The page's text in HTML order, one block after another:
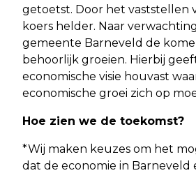
getoetst. Door het vaststellen
koers helder. Naar
gemeente Barneveld de
behoorlijk groeien. Hierbij
economische visie houvast
economische groei zich op
Hoe zien we de toekomst?
*Wij maken keuzes om het
dat de economie in Barneveld